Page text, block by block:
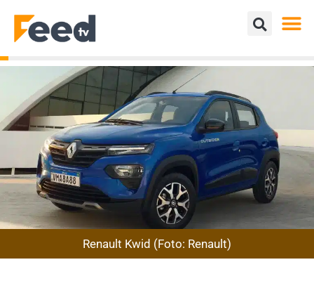
Renault Kwid (Foto: Renault)